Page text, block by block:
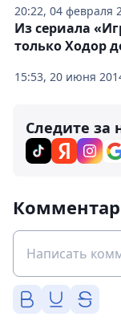
20:22, 04 февраля
15:53, 20 июня
Из сериала
только Ходор
Следите за